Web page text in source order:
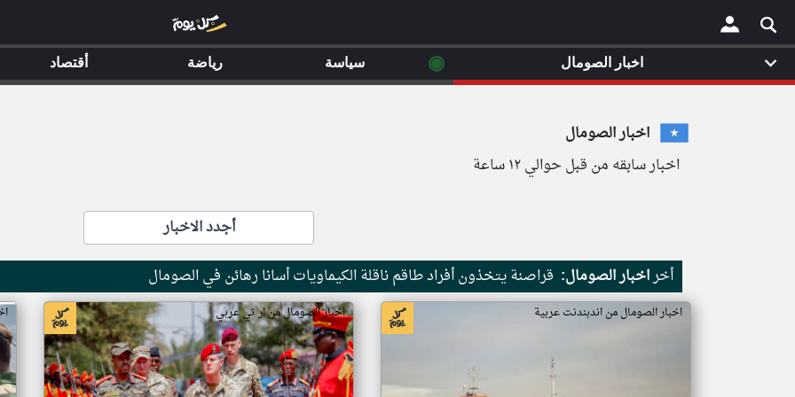
×
اخبار الصومال
اخبار سابقه من قبل حوالي ١٢ ساعة
أجدد الاخبار
أخراخبار الصومال: قراصنة يتخذون أفراد طاقم ناقلة الكيماويات أسانا رهائن في الصومال
اخبار الصومال من اندبندنت عربية اخبار الصومال من ار تي عربي
اخبار الصومال ◉ سياسة رياضة أقتصاد